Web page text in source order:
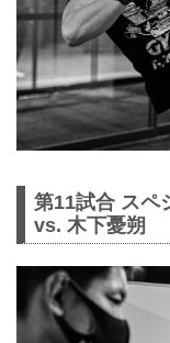
第11試合 スペ
vs. 木下憂朔